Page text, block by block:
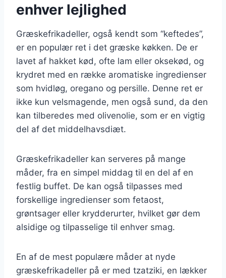
enhver lejlighed
Græskefrikadeller, også kendt som “keftedes”,
er en populær ret i det græske køkken. De er
lavet af hakket kød, ofte lam eller oksekød, og
krydret med en række aromatiske ingredienser
som hvidløg, oregano og persille. Denne ret er
ikke kun velsmagende, men også sund, da den
kan tilberedes med olivenolie, som er en vigtig
del af det middelhavsdiæt.
Græskefrikadeller kan serveres på mange
måder, fra en simpel middag til en del af en
festlig buffet. De kan også tilpasses med
forskellige ingredienser som fetaost,
grøntsager eller krydderurter, hvilket gør dem
alsidige og tilpasselige til enhver smag.
En af de mest populære måder at nyde
græskefrikadeller på er med tzatziki, en lækker